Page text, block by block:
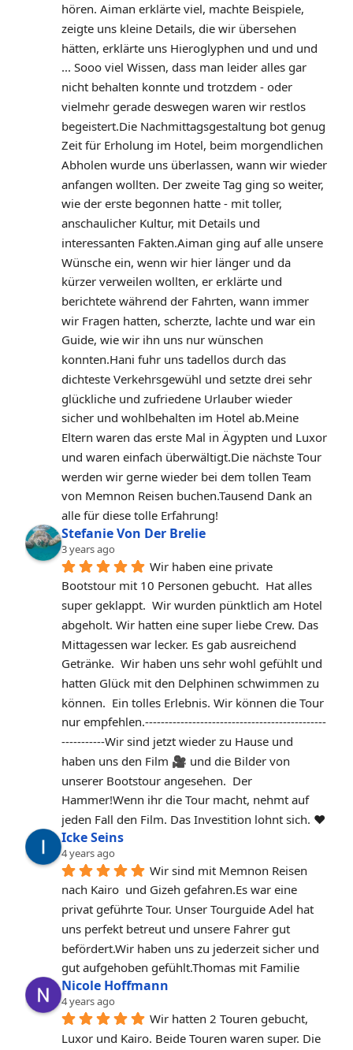
hören. Aiman erklärte viel, machte Beispiele,
zeigte uns kleine Details, die wir übersehen
hätten, erklärte uns Hieroglyphen und und und
... Sooo viel Wissen, dass man leider alles gar
nicht behalten konnte und trotzdem - oder
vielmehr gerade deswegen waren wir restlos
begeistert.Die Nachmittagsgestaltung bot genug
Zeit für Erholung im Hotel, beim morgendlichen
Abholen wurde uns überlassen, wann wir wieder
anfangen wollten. Der zweite Tag ging so weiter,
wie der erste begonnen hatte - mit toller,
anschaulicher Kultur, mit Details und
interessanten Fakten.Aiman ging auf alle unsere
Wünsche ein, wenn wir hier länger und da
kürzer verweilen wollten, er erklärte und
berichtete während der Fahrten, wann immer
wir Fragen hatten, scherzte, lachte und war ein
Guide, wie wir ihn uns nur wünschen
konnten.Hani fuhr uns tadellos durch das
dichteste Verkehrsgewühl und setzte drei sehr
glückliche und zufriedene Urlauber wieder
sicher und wohlbehalten im Hotel ab.Meine
Eltern waren das erste Mal in Ägypten und Luxor
und waren einfach überwältigt.Die nächste Tour
werden wir gerne wieder bei dem tollen Team
von Memnon Reisen buchen.Tausend Dank an
alle für diese tolle Erfahrung!
Stefanie Von Der Brelie
3 years ago
Wir haben eine private
Bootstour mit 10 Personen gebucht.  Hat alles
super geklappt.  Wir wurden pünktlich am Hotel
abgeholt. Wir hatten eine super liebe Crew. Das
Mittagessen war lecker. Es gab ausreichend
Getränke.  Wir haben uns sehr wohl gefühlt und
hatten Glück mit den Delphinen schwimmen zu
können.  Ein tolles Erlebnis. Wir können die Tour
nur empfehlen.‐----‐----------------------------------------
-----------Wir sind jetzt wieder zu Hause und
haben uns den Film 🎥 und die Bilder von
unserer Bootstour angesehen.  Der
Hammer!Wenn ihr die Tour macht, nehmt auf
jeden Fall den Film. Das Investition lohnt sich. ❤️
Icke Seins
4 years ago
Wir sind mit Memnon Reisen
nach Kairo  und Gizeh gefahren.Es war eine
privat geführte Tour. Unser Tourguide Adel hat
uns perfekt betreut und unsere Fahrer gut
befördert.Wir haben uns zu jederzeit sicher und
gut aufgehoben gefühlt.Thomas mit Familie
Nicole Hoffmann
4 years ago
Wir hatten 2 Touren gebucht,
Luxor und Kairo. Beide Touren waren super. Die